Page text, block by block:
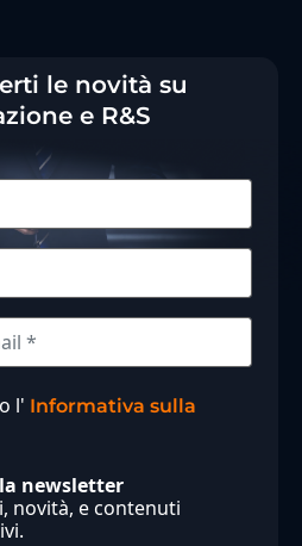
le novità su
e R&S
l' Informativa sulla
newsletter
novità, e contenuti